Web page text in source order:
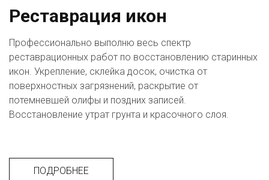
Реставрация икон
​Профессионально выполню весь спектр
реставрационных работ по восстановлению старинных
икон. Укрепление, склейка досок, очистка от
поверхностных загрязнений, раскрытие от
потемневшей олифы и поздних записей.
Восстановление утрат грунта и красочного слоя.
ПОДРОБНЕЕ